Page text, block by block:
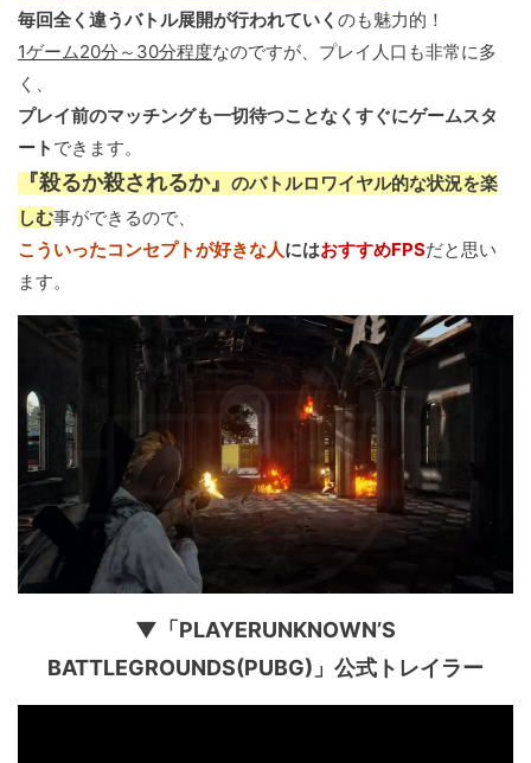
毎回全く違うバトル展開が行われていく のも魅力的！
1ゲーム20分～30分程度なのですが、プレイ人口も非常に多
く、
プレイ前のマッチングも一切待つことなくすぐにゲームスタ
ート できます。
『殺るか殺されるか』 のバトルロワイヤル的な状況を楽
しむ事ができるので、
こういったコンセプトが好きな人にはおすすめFPSだと思い
ます。
▼「PLAYERUNKNOWN’S
BATTLEGROUNDS(PUBG)」公式トレイラー